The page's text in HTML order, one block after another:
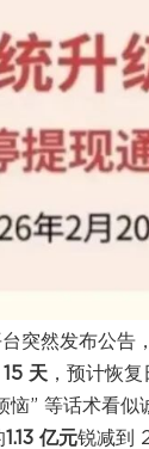
突然发布公告
天 ，预计恢
恼” 等话术看
1.13 亿元锐减到